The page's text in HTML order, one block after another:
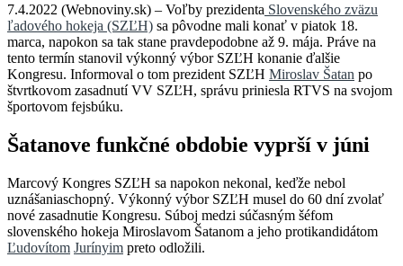
7.4.2022 (Webnoviny.sk) – Voľby prezidenta Slovenského zväzu
ľadového hokeja (SZĽH) sa pôvodne mali konať v piatok 18.
marca, napokon sa tak stane pravdepodobne až 9. mája. Práve na
tento termín stanovil výkonný výbor SZĽH konanie ďalšie
Kongresu. Informoval o tom prezident SZĽH Miroslav Šatan po
štvrtkovom zasadnutí VV SZĽH, správu priniesla RTVS na svojom
športovom fejsbúku.
Šatanove funkčné obdobie vyprší v júni
Marcový Kongres SZĽH sa napokon nekonal, keďže nebol
uznášaniaschopný. Výkonný výbor SZĽH musel do 60 dní zvolať
nové zasadnutie Kongresu. Súboj medzi súčasným šéfom
slovenského hokeja Miroslavom Šatanom a jeho protikandidátom
Ľudovítom Jurínyim preto odložili.